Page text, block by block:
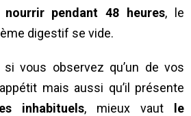
pendant 48 heures, le
digestif se vide.
vous observez qu’un de vos
mais aussi qu’il présente
inhabituels, mieux vaut le